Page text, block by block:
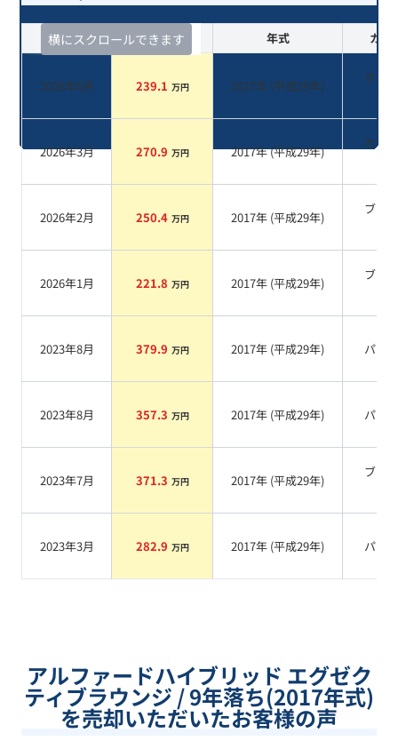
横にスクロールできます
査定時期 セルカ実績 年式 カラ
2026年6月 239.1 万円 2017年 (平成29年)
ホワ
2026年3月 270.9 万円 2017年 (平成29年)
ホワ
2026年2月 250.4 万円 2017年 (平成29年)
ブラ
2026年1月 221.8 万円 2017年 (平成29年)
ブラ
2023年8月 379.9 万円 2017年 (平成29年) パール
2023年8月 357.3 万円 2017年 (平成29年) パール
2023年7月 371.3 万円 2017年 (平成29年)
ブラ
2023年3月 282.9 万円 2017年 (平成29年) パール
アルファードハイブリッド エグゼク
ティブラウンジ / 9年落ち(2017年式)
を売却いただいたお客様の声